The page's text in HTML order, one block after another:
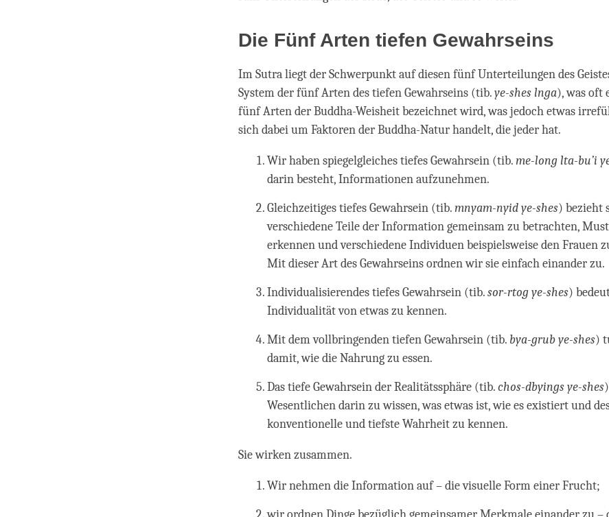
Die Fünf Arten tiefen Gewahrseins
Im Sutra liegt der Schwerpunkt auf diesen fünf Unterteilungen des
System der fünf Arten des tiefen Gewahrseins (tib.ye-shes lnga), was oft
fünf Arten der Buddha-Weisheit bezeichnet wird, was jedoch etwas
sich dabei um Faktoren der Buddha-Natur handelt, die jeder hat.
Wir haben spiegelgleiches tiefes Gewahrsein (tib.me-long lta-bu’i
darin besteht, Informationen aufzunehmen.
Gleichzeitiges tiefes Gewahrsein (tib.mnyam-nyid ye-shes) bezieht
verschiedene Teile der Information gemeinsam zu betrachten,
erkennen und verschiedene Individuen beispielsweise den Frauen
Mit dieser Art des Gewahrseins ordnen wir sie einfach einander zu.
Individualisierendes tiefes Gewahrsein (tib.sor-rtog ye-shes)
Individualität von etwas zu kennen.
Mit dem vollbringenden tiefen Gewahrsein (tib. bya-grub ye-shes)
damit, wie die Nahrung zu essen.
Das tiefe Gewahrsein der Realitätssphäre (tib.chos-dbyings ye-shes
Wesentlichen darin zu wissen, was etwas ist, wie es existiert und
konventionelle und tiefste Wahrheit zu kennen.
Sie wirken zusammen.
Wir nehmen die Information auf – die visuelle Form einer Frucht;